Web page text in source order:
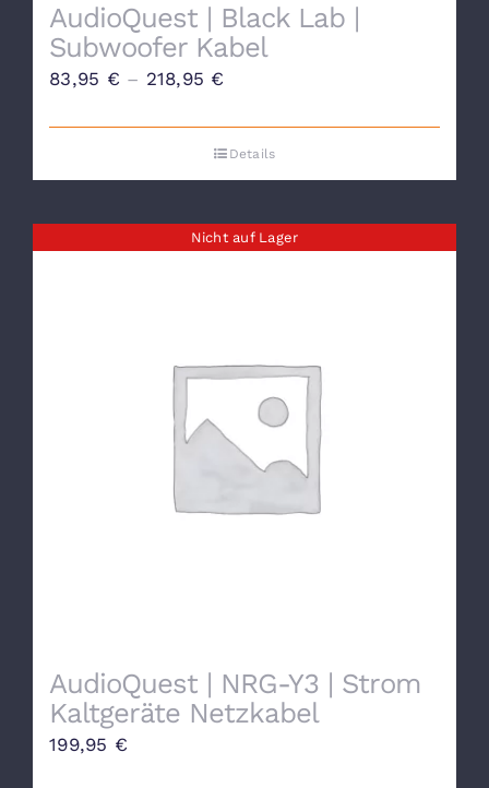
AudioQuest | Black Lab |
Subwoofer Kabel
83,95 € – 218,95 €
Details
Nicht auf Lager
AudioQuest | NRG-Y3 | Strom
Kaltgeräte Netzkabel
199,95 €